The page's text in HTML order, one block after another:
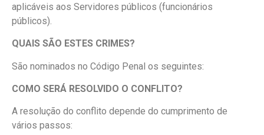
aplicáveis aos Servidores públicos (funcionários
públicos).
QUAIS SÃO ESTES CRIMES?
São nominados no Código Penal os seguintes:
COMO SERÁ RESOLVIDO O CONFLITO?
A resolução do conflito depende do cumprimento de
vários passos: